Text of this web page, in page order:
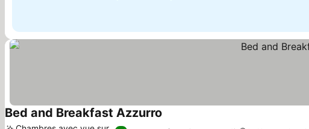
Bed and Breakfast Azzurro